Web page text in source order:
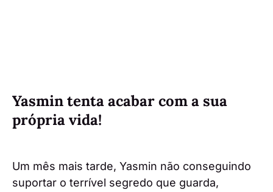
Yasmin tenta acabar com a sua
própria vida!
Um mês mais tarde, Yasmin não conseguindo
suportar o terrível segredo que guarda,